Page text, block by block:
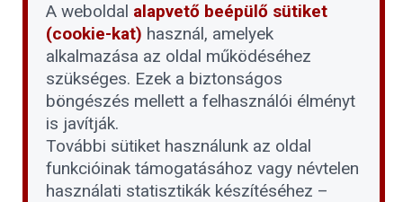
A weboldal alapvető beépülő sütiket
(cookie-kat) használ, amelyek
alkalmazása az oldal működéséhez
szükséges. Ezek a biztonságos
böngészés mellett a felhasználói élményt
is javítják.
További sütiket használunk az oldal
funkcióinak támogatásához vagy névtelen
használati statisztikák készítéséhez –